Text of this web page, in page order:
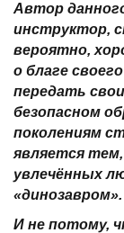
Автор
инструктор,
вероятно,
о благе
передать
безопасном
поколениям
является
увлечённых
«динозавром».
И не потому,